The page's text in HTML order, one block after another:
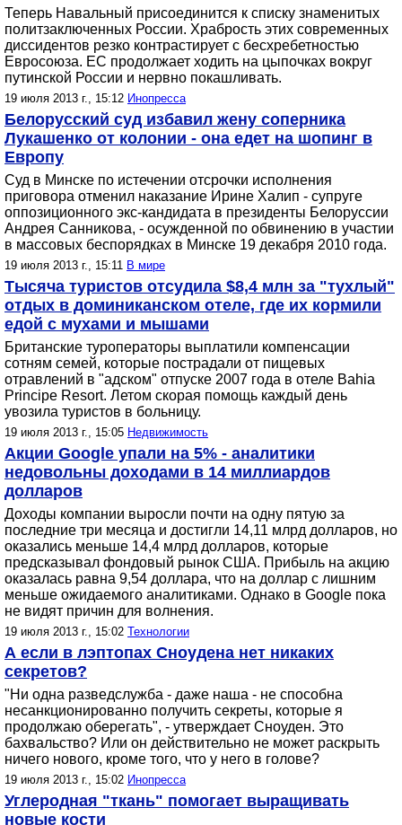
Теперь Навальный присоединится к списку знаменитых
политзаключенных России. Храбрость этих современных
диссидентов резко контрастирует с бесхребетностью
Евросоюза. ЕС продолжает ходить на цыпочках вокруг
путинской России и нервно покашливать.
19 июля 2013 г., 15:12 Инопресса
Белорусский суд избавил жену соперника
Лукашенко от колонии - она едет на шопинг в
Европу
Суд в Минске по истечении отсрочки исполнения
приговора отменил наказание Ирине Халип - супруге
оппозиционного экс-кандидата в президенты Белоруссии
Андрея Санникова, - осужденной по обвинению в участии
в массовых беспорядках в Минске 19 декабря 2010 года.
19 июля 2013 г., 15:11 В мире
Тысяча туристов отсудила $8,4 млн за "тухлый"
отдых в доминиканском отеле, где их кормили
едой с мухами и мышами
Британские туроператоры выплатили компенсации
сотням семей, которые пострадали от пищевых
отравлений в "адском" отпуске 2007 года в отеле Bahia
Principe Resort. Летом скорая помощь каждый день
увозила туристов в больницу.
19 июля 2013 г., 15:05 Недвижимость
Акции Google упали на 5% - аналитики
недовольны доходами в 14 миллиардов
долларов
Доходы компании выросли почти на одну пятую за
последние три месяца и достигли 14,11 млрд долларов, но
оказались меньше 14,4 млрд долларов, которые
предсказывал фондовый рынок США. Прибыль на акцию
оказалась равна 9,54 доллара, что на доллар с лишним
меньше ожидаемого аналитиками. Однако в Google пока
не видят причин для волнения.
19 июля 2013 г., 15:02 Технологии
А если в лэптопах Сноудена нет никаких
секретов?
"Ни одна разведслужба - даже наша - не способна
несанкционированно получить секреты, которые я
продолжаю оберегать", - утверждает Сноуден. Это
бахвальство? Или он действительно не может раскрыть
ничего нового, кроме того, что у него в голове?
19 июля 2013 г., 15:02 Инопресса
Углеродная "ткань" помогает выращивать
новые кости